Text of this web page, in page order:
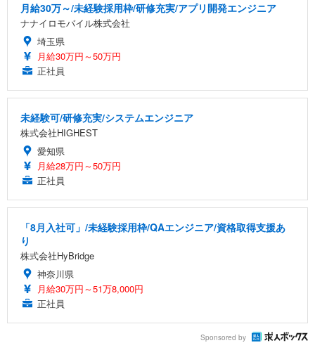
月給30万～/未経験採用枠/研修充実/アプリ開発エンジニア
ナナイロモバイル株式会社
埼玉県
月給30万円～50万円
正社員
未経験可/研修充実/システムエンジニア
株式会社HIGHEST
愛知県
月給28万円～50万円
正社員
「8月入社可」/未経験採用枠/QAエンジニア/資格取得支援あ
り
株式会社HyBridge
神奈川県
月給30万円～51万8,000円
正社員
Sponsored by